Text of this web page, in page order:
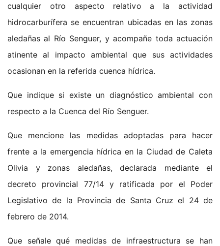
cualquier otro aspecto relativo a la actividad
hidrocarburífera se encuentran ubicadas en las zonas
aledañas al Río Senguer, y acompañe toda actuación
atinente al impacto ambiental que sus actividades
ocasionan en la referida cuenca hídrica.
Que indique si existe un diagnóstico ambiental con
respecto a la Cuenca del Río Senguer.
Que mencione las medidas adoptadas para hacer
frente a la emergencia hídrica en la Ciudad de Caleta
Olivia y zonas aledañas, declarada mediante el
decreto provincial 77/14 y ratificada por el Poder
Legislativo de la Provincia de Santa Cruz el 24 de
febrero de 2014.
Que señale qué medidas de infraestructura se han